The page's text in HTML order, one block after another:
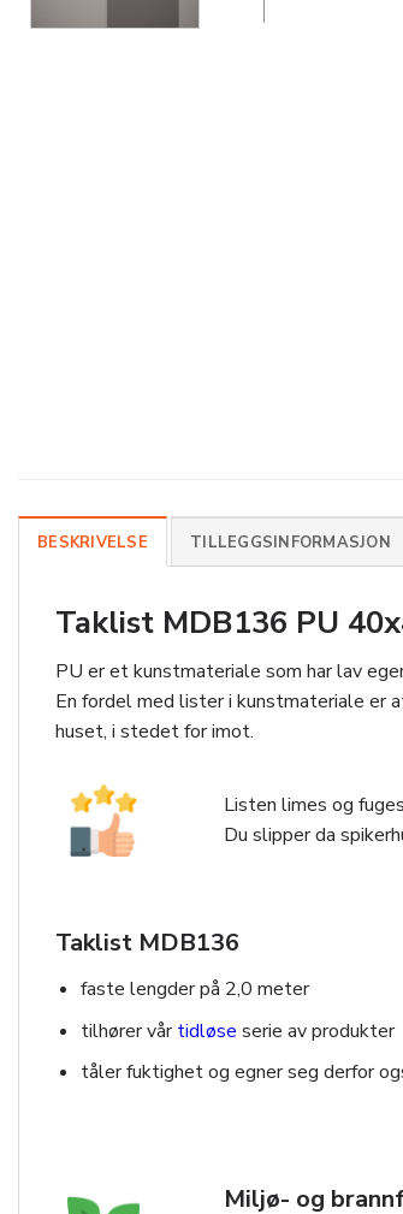
BESKRIVELSE TILLEGGSINFORMASJON
Taklist MDB136 PU
PU er et kunstmateriale som har lav
En fordel med lister i kunstmateriale er
huset, i stedet for imot.
Listen limes og
Du slipper da
Taklist MDB136
faste lengder på 2,0 meter
tilhører vårtidløse serie av produkter
tåler fuktighet og egner seg derfor
Miljø- og